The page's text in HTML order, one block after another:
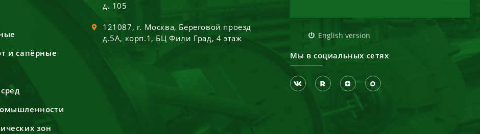
и сапёрные
зон
д. 105
121087, г. Москва, Береговой проезд
д.5А, корп.1, БЦ Фили Град, 4 этаж
English version
Мы в социальных сетях